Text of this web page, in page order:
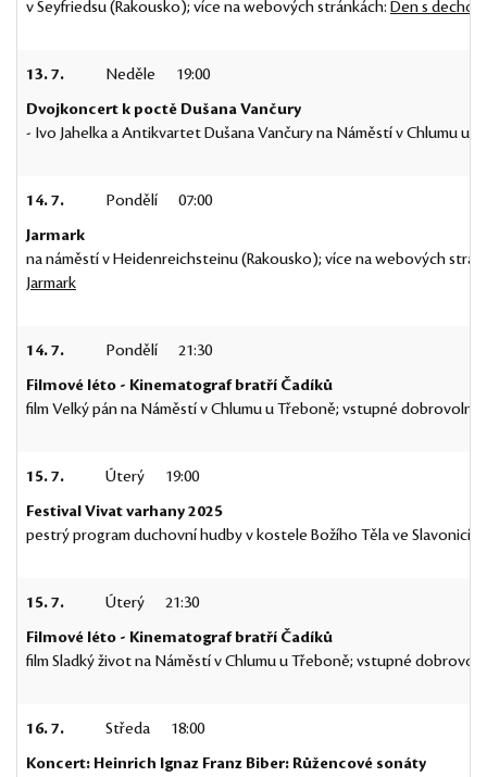
v Seyfriedsu (Rakousko); více na webových stránkách: Den s
13. 7. Neděle
19:00
Dvojkoncert k poctě Dušana Vančury
- Ivo Jahelka a Antikvartet Dušana Vančury na Náměstí v Chlumu u
14. 7. Pondělí
07:00
Jarmark
na náměstí v Heidenreichsteinu (Rakousko); více na webových
Jarmark
14. 7. Pondělí
21:30
Filmové léto - Kinematograf bratří Čadíků
film Velký pán na Náměstí v Chlumu u Třeboně; vstupné
15. 7. Úterý
19:00
Festival Vivat varhany 2025
pestrý program duchovní hudby v kostele Božího Těla ve
15. 7. Úterý
21:30
Filmové léto - Kinematograf bratří Čadíků
film Sladký život na Náměstí v Chlumu u Třeboně; vstupné
16. 7. Středa
18:00
Koncert: Heinrich Ignaz Franz Biber: Růžencové sonáty